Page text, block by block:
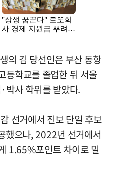
의 김 당선인은 부산 동항
등학교를 졸업한 뒤 서울
박사 학위를 받았다.
선거에서 진보 단일 후보
했으나, 2022년 선거에서
1.65%포인트 차이로 밀